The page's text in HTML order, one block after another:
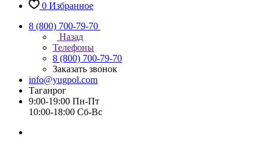
0 Избранное
8 (800) 700-79-70
Назад
Телефоны
8 (800) 700-79-70
Заказать звонок
info@yugpol.com
Таганрог
9:00-19:00 Пн-Пт
10:00-18:00 Cб-Вс